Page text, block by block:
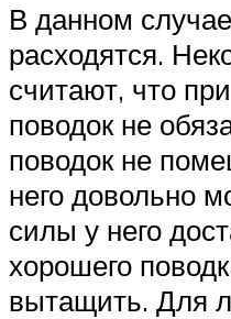
В данном
расходятся.
считают, что
поводок не
поводок не
него довольно
силы у него
хорошего
вытащить. Для